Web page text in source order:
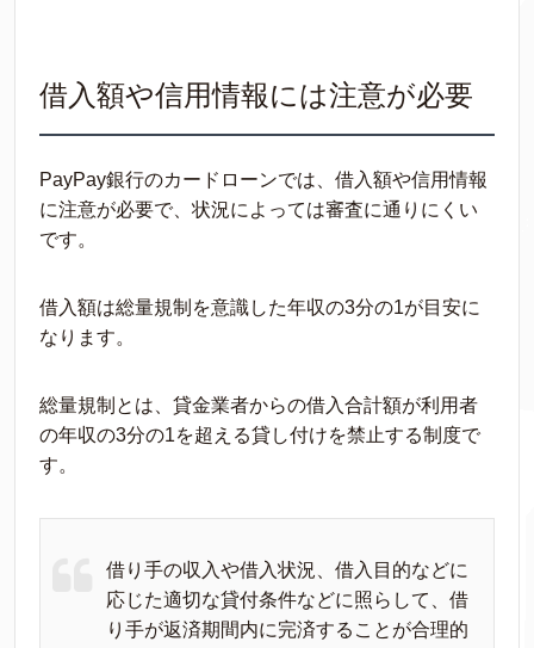
借入額や信用情報には注意が必要
PayPay銀行のカードローンでは、借入額や信用情報
に注意が必要で、状況によっては審査に通りにくい
です。
借入額は総量規制を意識した年収の3分の1が目安に
なります。
総量規制とは、貸金業者からの借入合計額が利用者
の年収の3分の1を超える貸し付けを禁止する制度で
す。
借り手の収入や借入状況、借入目的などに
応じた適切な貸付条件などに照らして、借
り手が返済期間内に完済することが合理的